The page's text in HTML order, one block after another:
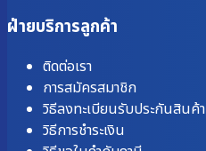
ฝ่ายบริการลูกค้า
ติดต่อเรา
การสมัครสมาชิก
วิธีลงทะเบียนรับประกันสินค้า
วิธีการชำระเงิน